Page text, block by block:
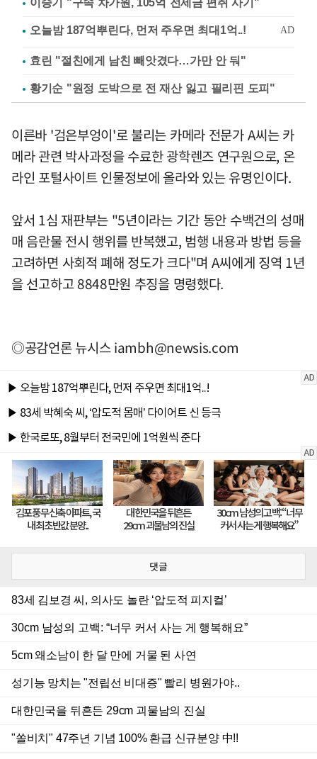
효린 "절친에게 남친 빼앗겼다…가만 안 둬"
황기순 "원정 도박으로 전 재산 잃고 필리핀 도피"
이른바 '검은부엉이'로 불리는 카메라 전문가 A씨는 카
메라 관련 박사과정을 수료한 광학렌즈 연구원으로, 온
라인 포털사이트 인물정보에 올라와 있는 유명인이다.
앞서 1심 재판부는 "5년이라는 기간 동안 수백건의 성매
매 음란물 전시 행위를 반복했고, 범행 내용과 방법 등을
고려하면 사회적 폐해 정도가 크다"며 A씨에게 징역 1년
을 선고하고 8848만원 추징을 명령했다.
◎공감언론 뉴시스iambh@newsis.com
댓글